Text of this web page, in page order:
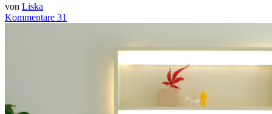
von Liska
Kommentare 31